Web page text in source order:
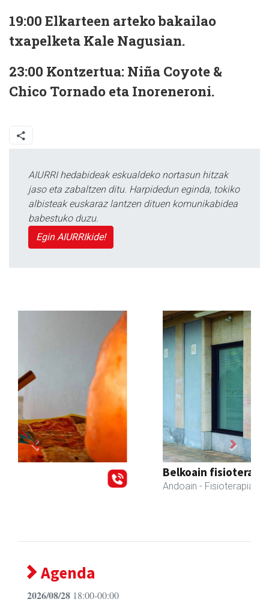
19:00 Elkarteen arteko bakailao
txapelketa Kale Nagusian.
23:00 Kontzertua: Niña Coyote &
Chico Tornado eta Inoreneroni.
AIURRI hedabideak eskualdeko nortasun hitzak
jaso eta zabaltzen ditu. Harpidedun eginda, tokiko
albisteak euskaraz lantzen dituen komunikabidea
babestuko duzu.
Egin AIURRIkide!
Belkoain fisioterapia zerbitzua
- Fisioterapia
Previous Next
Agenda
2026/08/28 18:00-00:00